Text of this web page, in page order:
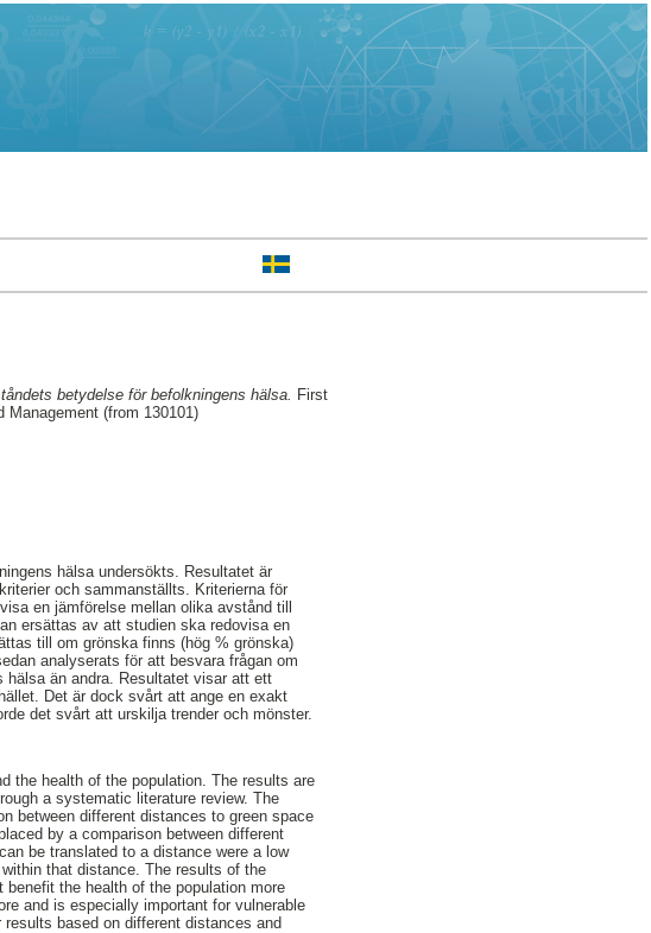
betydelse för befolkningens hälsa. First
(from 130101)
hälsa undersökts. Resultatet är
och sammanställts. Kriterierna för
en jämförelse mellan olika avstånd till
ersättas av att studien ska redovisa en
till om grönska finns (hög % grönska)
analyserats för att besvara frågan om
hälsa än andra. Resultatet visar att ett
Det är dock svårt att ange en exakt
det svårt att urskilja trender och mönster.
the health of the population. The results are
a systematic literature review. The
between different distances to green space
by a comparison between different
be translated to a distance were a low
that distance. The results of the
the health of the population more
and is especially important for vulnerable
based on different distances and